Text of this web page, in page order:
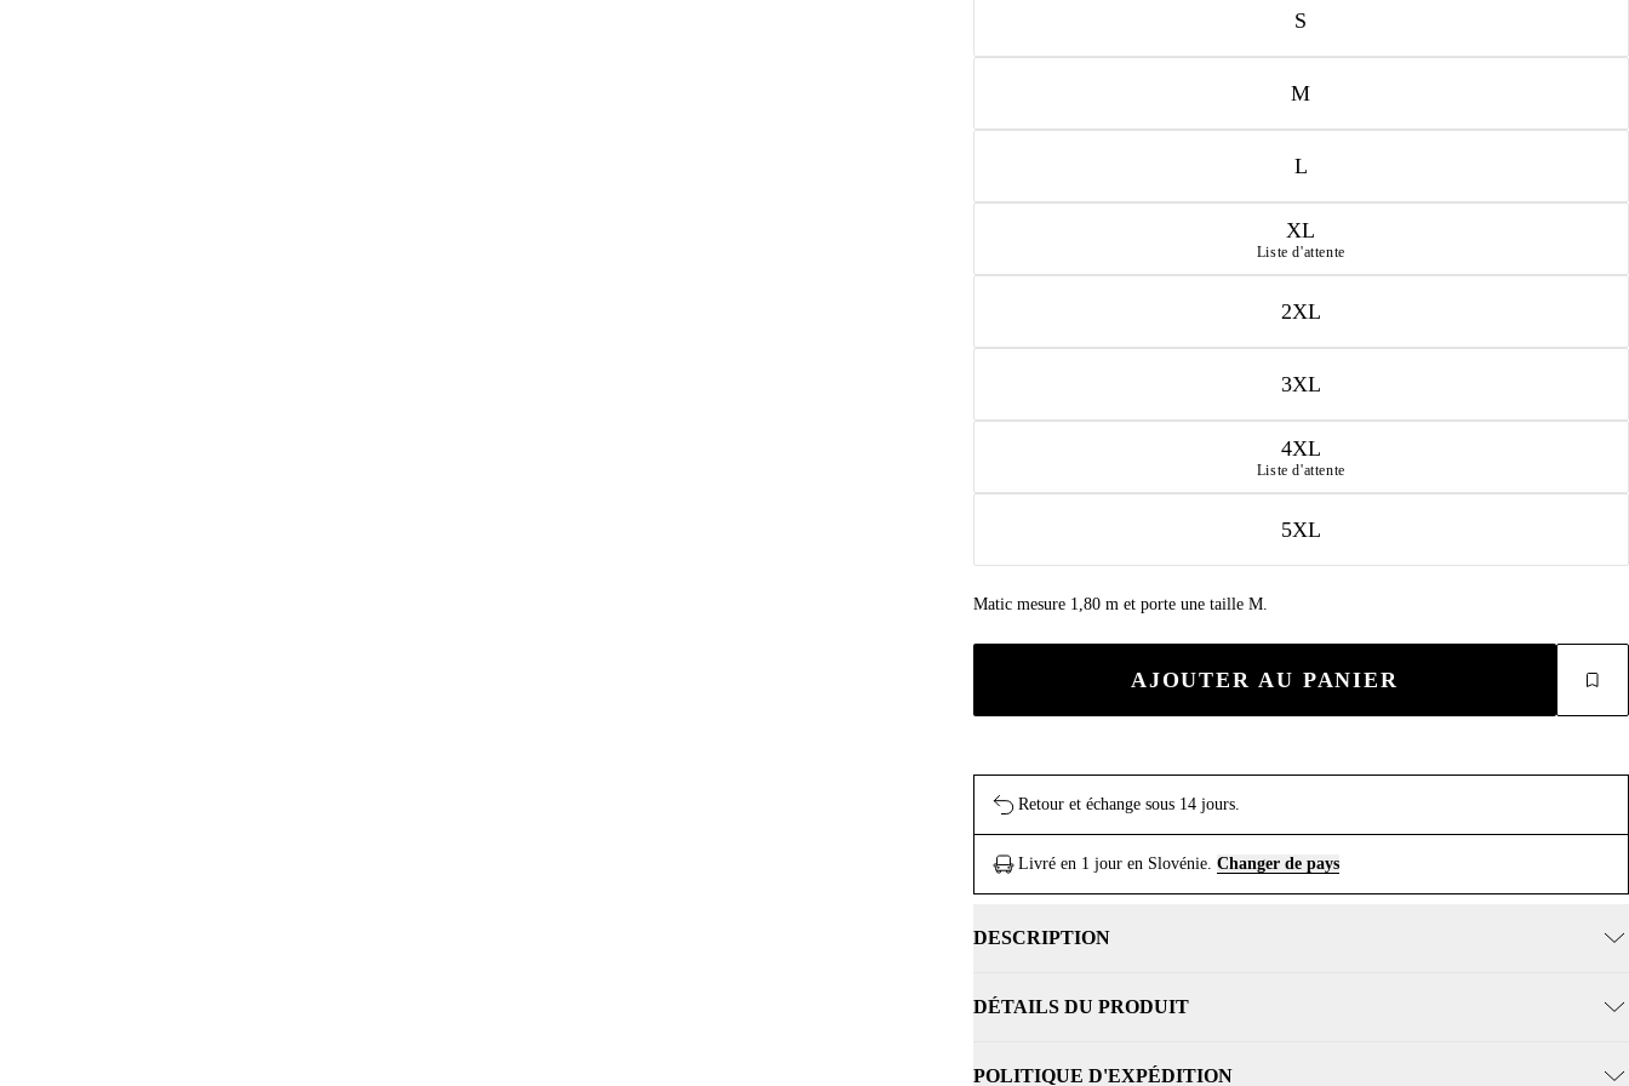
S
M
L
XL
Liste d'attente
2XL
3XL
4XL
Liste d'attente
5XL
Matic mesure 1,80 m et porte une taille M.
AJOUTER AU PANIER
Retour et échange sous 14 jours.
Livré en 1 jour en Slovénie. Changer de pays
DESCRIPTION
DÉTAILS DU PRODUIT
POLITIQUE D'EXPÉDITION